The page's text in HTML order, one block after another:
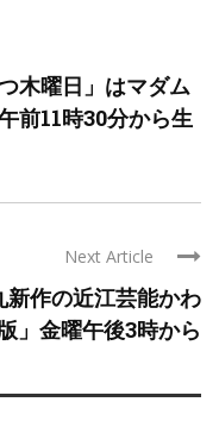
木曜日」はマダム
前11時30分から生
Next Article
作の近江芸能かわ
」金曜午後3時から